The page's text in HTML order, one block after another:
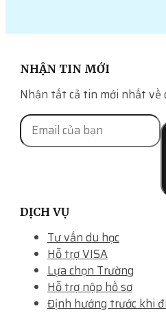
NHẬN TIN MỚI
Nhận tất cả tin mới nhất về
DỊCH VỤ
Tư vấn du học
Hỗ trợ VISA
Lựa chọn Trường
Hỗ trợ nộp hồ sơ
Định hướng trước khi đi